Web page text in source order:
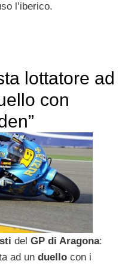
l’iberico.
lottatore ad
con
del GP di Aragona:
ad un duello con i